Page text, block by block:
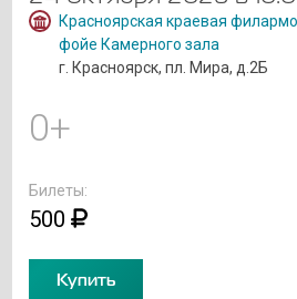
Красноярская краевая
фойе Камерного зала
г. Красноярск, пл. Мира, д.2Б
0+
Билеты:
500
Купить